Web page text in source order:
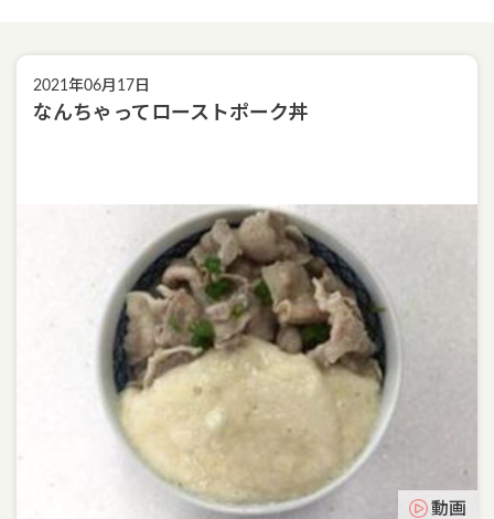
2021年06月17日
なんちゃってローストポーク丼
動画